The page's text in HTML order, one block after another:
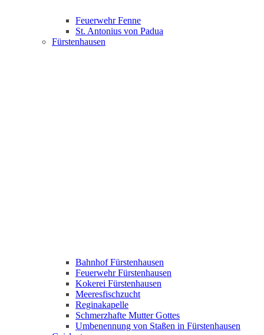
Feuerwehr Fenne
St. Antonius von Padua
Fürstenhausen
Bahnhof Fürstenhausen
Feuerwehr Fürstenhausen
Kokerei Fürstenhausen
Meeresfischzucht
Reginakapelle
Schmerzhafte Mutter Gottes
Umbenennung von Staßen in Fürstenhausen